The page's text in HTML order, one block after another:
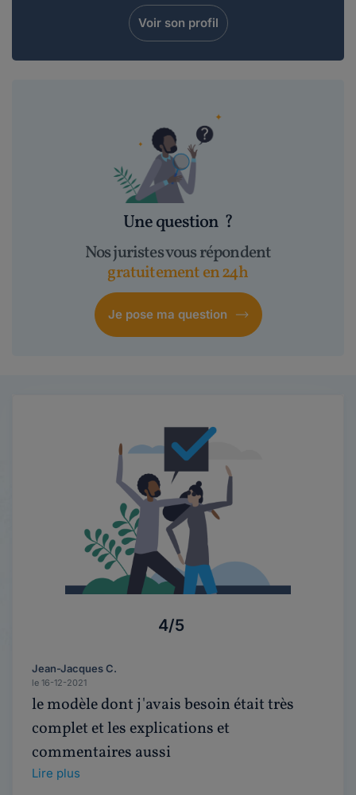
Voir son profil
Une question ?
Nos juristes vous répondent
gratuitement en 24h
Je pose ma question
4/5
Jean-Jacques C.
le 16-12-2021
le modèle dont j'avais besoin était très
complet et les explications et
commentaires aussi
Lire plus